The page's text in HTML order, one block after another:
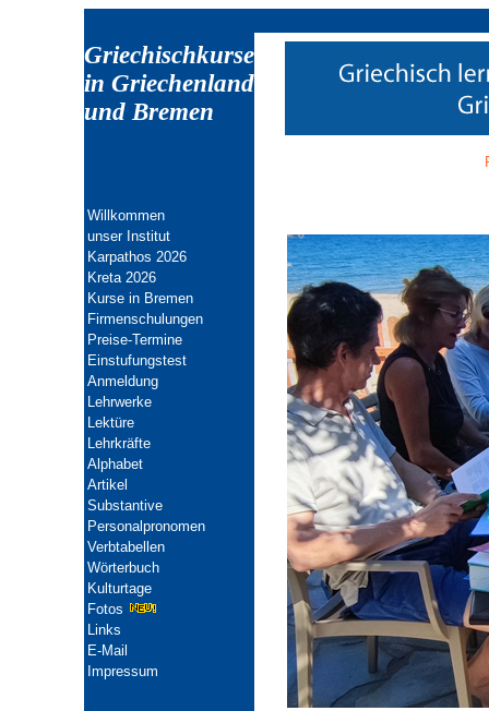
Griechischkurse
in Griechenland
und Bremen
Willkommen
unser Institut
Karpathos 2026
Kreta 2026
Kurse in Bremen
Firmenschulungen
Preise-Termine
Einstufungstest
Anmeldung
Lehrwerke
Lektüre
Lehrkräfte
Alphabet
Artikel
Substantive
Personalpronomen
Verbtabellen
Wörterbuch
Kulturtage
Fotos
Links
E-Mail
Impressum